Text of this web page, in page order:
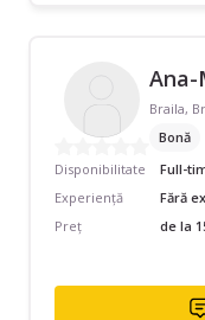
Ana-
Braila,
Bonă
Disponibilitate
Full-
Experiență
Fără
Preț
de la